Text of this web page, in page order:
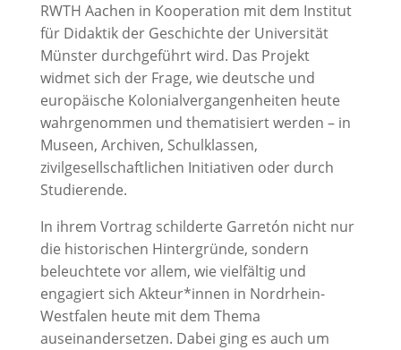
RWTH Aachen in Kooperation mit dem Institut
für Didaktik der Geschichte der Universität
Münster durchgeführt wird. Das Projekt
widmet sich der Frage, wie deutsche und
europäische Kolonialvergangenheiten heute
wahrgenommen und thematisiert werden – in
Museen, Archiven, Schulklassen,
zivilgesellschaftlichen Initiativen oder durch
Studierende.
In ihrem Vortrag schilderte Garretón nicht nur
die historischen Hintergründe, sondern
beleuchtete vor allem, wie vielfältig und
engagiert sich Akteur*innen in Nordrhein-
Westfalen heute mit dem Thema
auseinandersetzen. Dabei ging es auch um